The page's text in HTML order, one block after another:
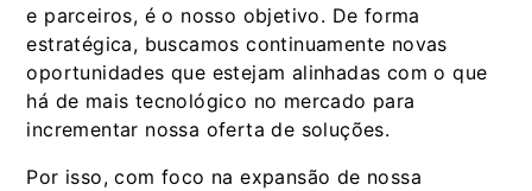
e parceiros, é o nosso objetivo. De forma
estratégica, buscamos continuamente novas
oportunidades que estejam alinhadas com o que
há de mais tecnológico no mercado para
incrementar nossa oferta de soluções.
Por isso, com foco na expansão de nossa